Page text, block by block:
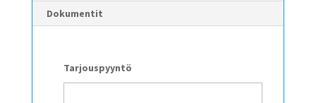
Dokumentit
Tarjouspyyntö